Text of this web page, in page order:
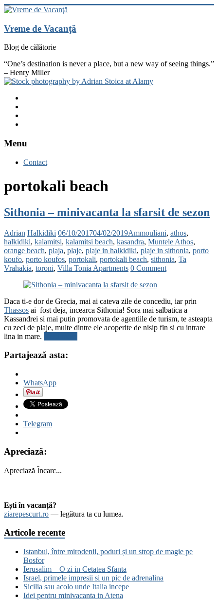
Skip
content
Vreme de Vacanţă
Blog de călătorie
“One’s destination is never a place, but a new way of seeing things.”
– Henry Miller
Twitter
pe
Menu
Contact
portokali beach
Sithonia – minivacanta la sfarsit de sezon
Adrian Halkidiki 06/10/201704/02/2019Ammouliani, athos,
halkidiki, kalamitsi, kalamitsi beach, kasandra, Muntele Athos,
orange beach, plaja, plaje, plaje in halkidiki, plaje in sithonia, porto
koufo, porto koufos, portokali, portokali beach, sithonia, Ta
Vrahakia, toroni, Villa Tonia Apartments 0 Comment
Daca ti-e dor de Grecia, mai ai cateva zile de concediu, iar prin
Thassos ai fost deja, incearca Sithonia! Sora mai salbatica a
Kassandrei si mai putin promovata de agentiile de turism, te asteapta
cu zeci de plaje, multe dintre ele acoperite de nisip fin si cu intrare
lina in mare.
Partajează asta:
WhatsApp
Telegram
Apreciază:
Apreciază Încarc...
Ești în vacanță?
ziarepescurt.ro — legătura ta cu lumea.
Articole recente
Istanbul, între mirodenii, poduri și un strop de magie pe
Bosfor
Ierusalim – O zi in Cetatea Sfanta
Israel, primele impresii si un pic de adrenalina
Sicilia sau acolo unde Italia incepe
Idei pentru minivacanta in Atena